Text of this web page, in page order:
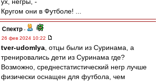
Кругом они в Футболе! ...
Спектр -
26 фев 2024 10:22
tver-udomlya , отцы были из Суринама, а
тренировались дети из Суринама где?
Возможно, среднестатистический негр лучше
физически оснащен для футбола, чем